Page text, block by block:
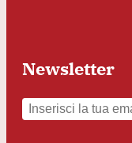
Newsletter